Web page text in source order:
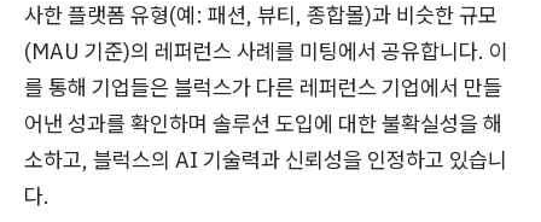
사한 플랫폼 유형(예: 패션, 뷰티, 종합몰)과 비슷한 규모
(MAU 기준)의 레퍼런스 사례를 미팅에서 공유합니다. 이
를 통해 기업들은 블럭스가 다른 레퍼런스 기업에서 만들
어낸 성과를 확인하며 솔루션 도입에 대한 불확실성을 해
소하고, 블럭스의 AI 기술력과 신뢰성을 인정하고 있습니
다.